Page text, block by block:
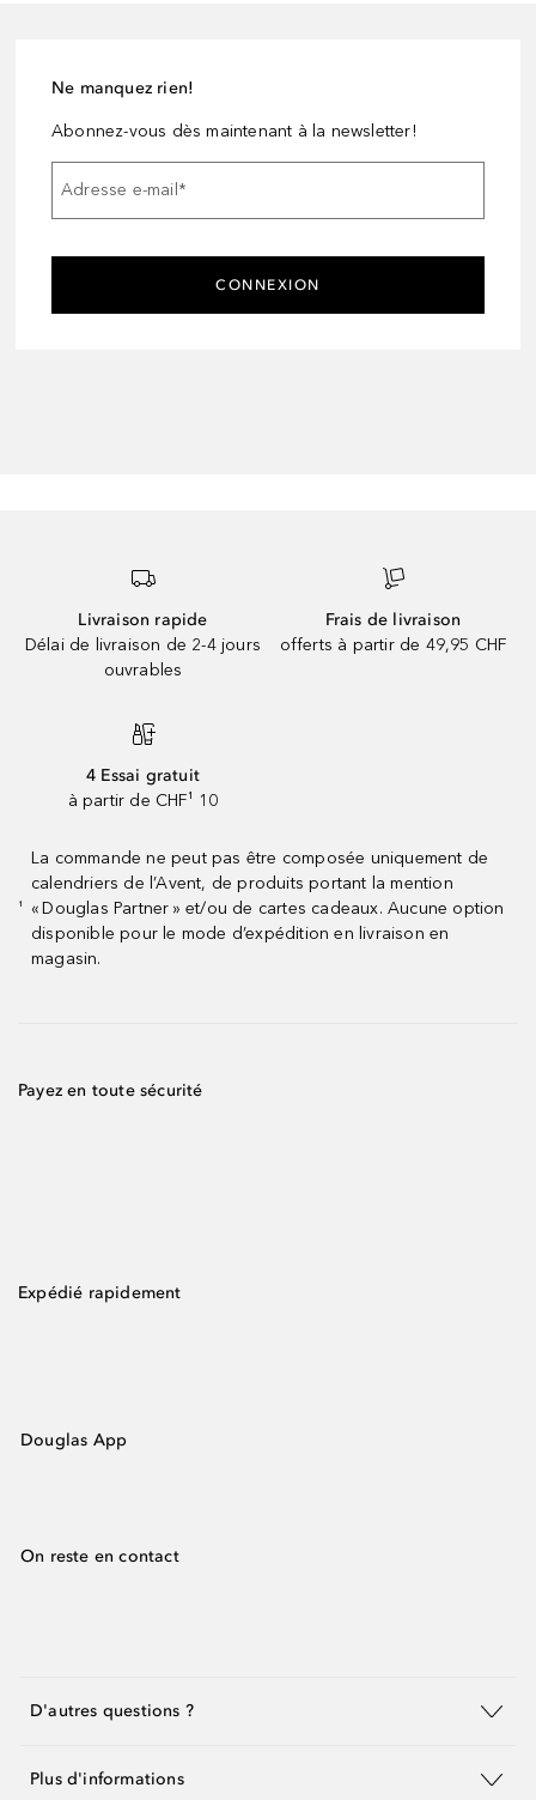
Ne manquez rien!
Abonnez-vous dès maintenant à la newsletter!
Adresse e-mail*
CONNEXION
Livraison rapide
Délai de livraison de 2-4 jours
ouvrables
Frais de livraison
offerts à partir de 49,95 CHF
4 Essai gratuit
à partir de CHF¹ 10
¹
La commande ne peut pas être composée uniquement de
calendriers de l’Avent, de produits portant la mention
« Douglas Partner » et/ou de cartes cadeaux. Aucune option
disponible pour le mode d’expédition en livraison en
magasin.
Payez en toute sécurité
Expédié rapidement
Douglas App
On reste en contact
D'autres questions ?
Plus d'informations